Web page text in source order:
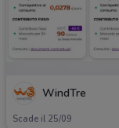
WindTre
Scade il 25/09